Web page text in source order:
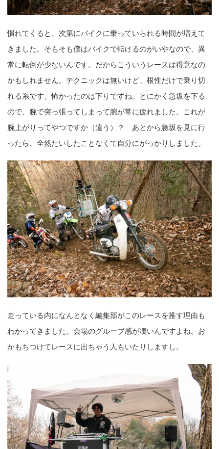
慣れてくると、次第にバイクに乗っていられる時間が増えて
きました。そもそも僕はバイクで転けるのがいやなので、異
常に転倒が少ないんです。だからこういうレースは得意なの
かもしれません。テクニックは無いけど、根性だけで乗り切
れる系です。怖かったのは下りですね。とにかく急坂を下る
ので、腕で突っ張ってしまって腕が常に疲れました。これが
腕上がりってやつですか（違う）？ あとから急坂を見に行
ったら、全然たいしたことなくて自分にがっかりしました。
走っている内になんとなく編集部がこのレースを推す理由も
わかってきました。会場のグルーブ感が凄いんですよね。お
かもちつけてレースに出ちゃう人もいたりしますし。